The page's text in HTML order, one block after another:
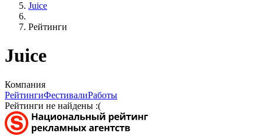
Juice
Рейтинги
Juice
Компания
РейтингиФестивалиРаботы
Рейтинги не найдены :(